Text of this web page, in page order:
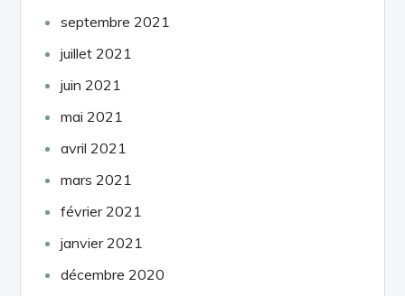
septembre 2021
juillet 2021
juin 2021
mai 2021
avril 2021
mars 2021
février 2021
janvier 2021
décembre 2020